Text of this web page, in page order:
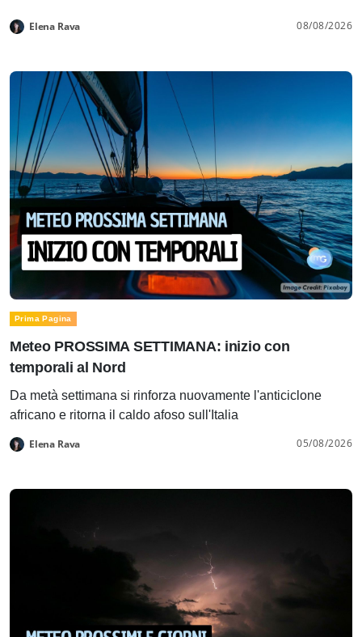
Elena Rava 08/08/2026
Prima Pagina
Meteo PROSSIMA SETTIMANA: inizio con
temporali al Nord
Da metà settimana si rinforza nuovamente l'anticiclone
africano e ritorna il caldo afoso sull'Italia
Elena Rava 05/08/2026